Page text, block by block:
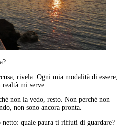
rivela. Ogni mia modalità di essere,
mi serve.
non la vedo, resto. Non perché non
non sono ancora pronta.
quale paura ti rifiuti di guardare?